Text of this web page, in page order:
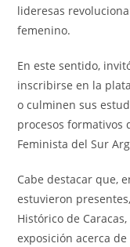
lideresas
femenino.
En este sentido,
inscribirse en la
o culminen sus
procesos formativos
Feminista del Sur
Cabe destacar que,
estuvieron
Histórico de
exposición acerca